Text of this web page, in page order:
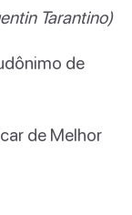
Tarantino)
de
de Melhor